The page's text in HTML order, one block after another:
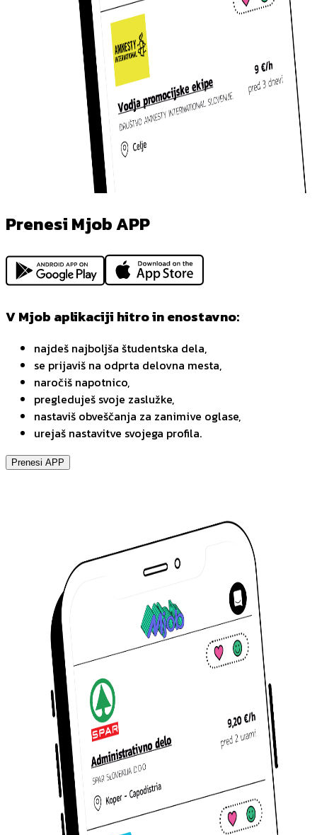
Prenesi Mjob APP
V Mjob aplikaciji hitro in enostavno:
najdeš najboljša študentska dela,
se prijaviš na odprta delovna mesta,
naročiš napotnico,
pregleduješ svoje zaslužke,
nastaviš obveščanja za zanimive oglase,
urejaš nastavitve svojega profila.
Prenesi APP